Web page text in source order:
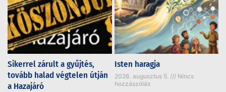
Sikerrel zárult a gyűjtés,
tovább halad végtelen útján
a Hazajáró
Isten haragja
2026. augusztus 5.
Nincs
hozzászólás